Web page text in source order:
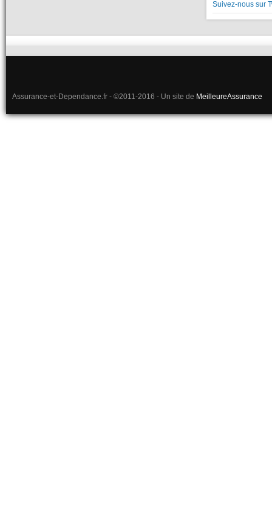
Suivez-nous sur
Assurance-et-Dependance.fr - ©2011-2016 - Un site de MeilleureAssurance